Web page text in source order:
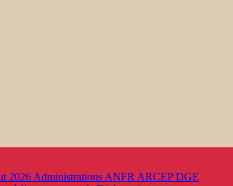
2026 Administrations ANFR ARCEP DGE